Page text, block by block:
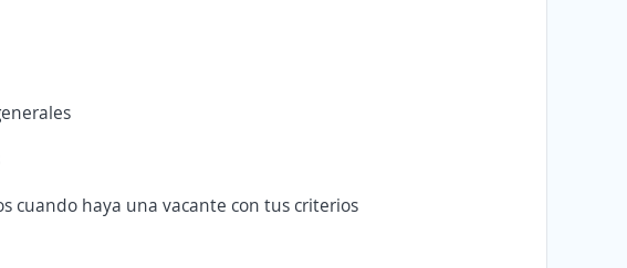
cuando haya una vacante con tus criterios